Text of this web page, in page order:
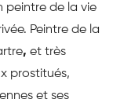
peintre de la vie
Peintre de la
, et très
prostitués,
et ses